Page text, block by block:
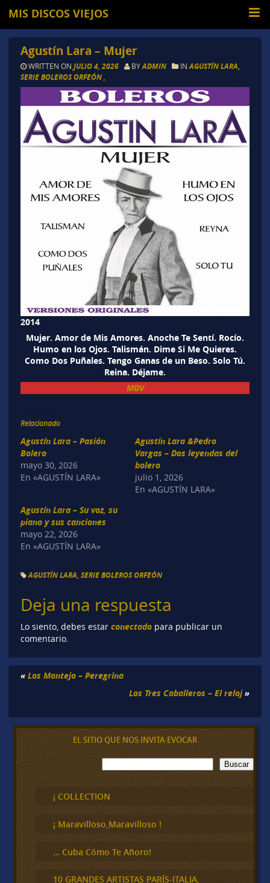
MIS DISCOS VIEJOS
Agustín Lara – Mujer
WRITTEN ON JULIO 4, 2026 BYADMIN IN AGUSTÍN LARA
SERIE BOLEROS ORFEÓN ,
2014
Mujer. Amor de Mis Amores. Anoche Te Sentí. Rocío.
Humo en los Ojos. Talismán. Dime Si Me Quieres.
Como Dos Puñales. Tengo Ganas de un Beso. Solo Tú.
Reina. Déjame.
MDV
Relacionado
Agustín Lara – Pasión
Bolero
mayo 30, 2026
En «AGUSTÍN LARA»
Agustín Lara &Pedro
Vargas – Dos leyendas del
bolero
julio 1, 2026
En «AGUSTÍN LARA»
Agustín Lara – Su voz, su
piano y sus canciones
mayo 22, 2026
En «AGUSTÍN LARA»
AGUSTÍN LARA SERIE BOLEROS ORFEÓN
Deja una respuesta
Lo siento, debes estar conectadopara publicar un
comentario.
« Los Montejo – Peregrina
Los Tres Caballeros – El reloj»
EL SITIO QUE NOS INVITA EVOCAR
B
u
c
a
Buscar
¡ COLLECTION
¡ Maravilloso,Maravilloso !
… Cuba Cómo Te Añoro!
10 GRANDES ARTISTAS PARÍS-ITALIA,